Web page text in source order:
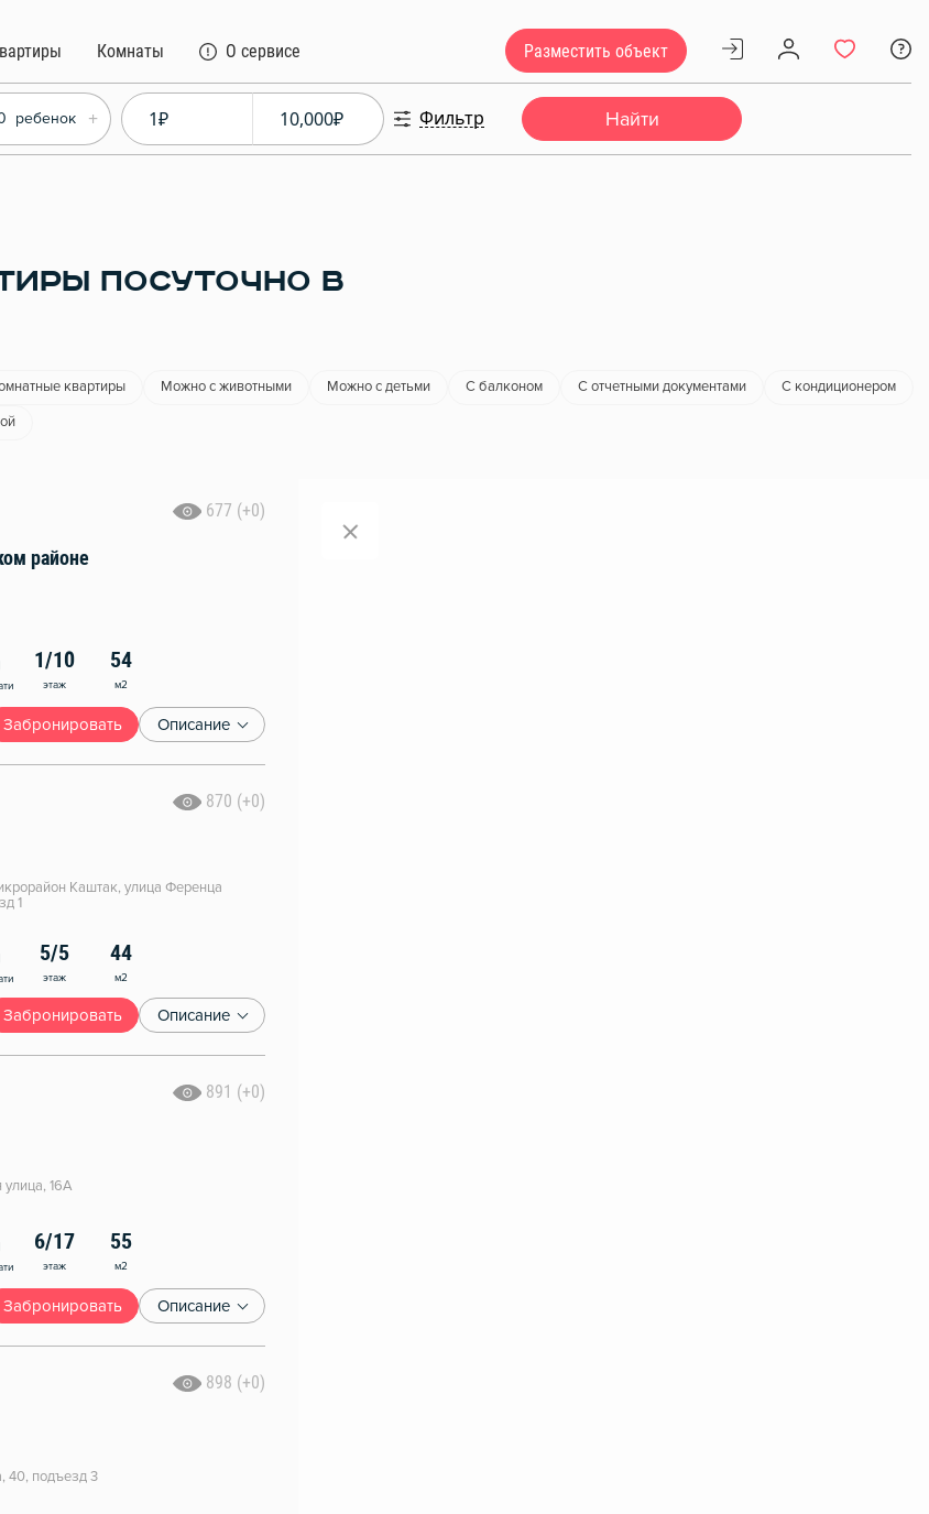
Комнаты О сервисе Разместить объект
ребенок + Фильтр Найти
ПОСУТОЧНО В
квартиры Можно с животными Можно с детьми С балконом С отчетными документами С кондиционером
677 (+0)
районе
1/10
этаж
54
м2
Забронировать Описание
870 (+0)
Каштак, улица Ференца
1
5/5
этаж
44
м2
Забронировать Описание
891 (+0)
16А
6/17
этаж
55
м2
Забронировать Описание
898 (+0)
40, подъезд 3